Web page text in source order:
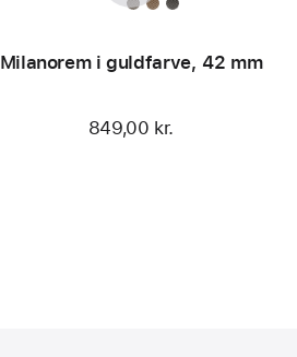
Milanorem i guldfarve, 42 mm
849,00 kr.